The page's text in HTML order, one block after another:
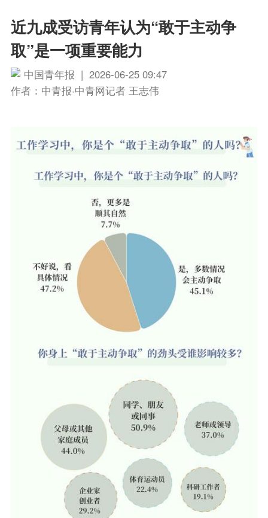
近九成受访青年认为“敢于主动争
取”是一项重要能力
中国青年报 | 2026-06-25 09:47
作者：中青报·中青网记者 王志伟